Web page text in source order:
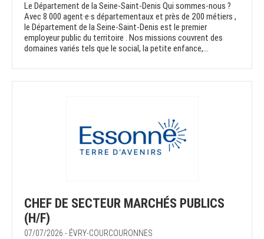
Le Département de la Seine-Saint-Denis Qui sommes-nous ?
Avec 8 000 agent·e·s départementaux et près de 200 métiers ,
le Département de la Seine-Saint-Denis est le premier
employeur public du territoire . Nos missions couvrent des
domaines variés tels que le social, la petite enfance,...
CHEF DE SECTEUR MARCHÉS PUBLICS
(H/F)
07/07/2026 - ÉVRY-COURCOURONNES